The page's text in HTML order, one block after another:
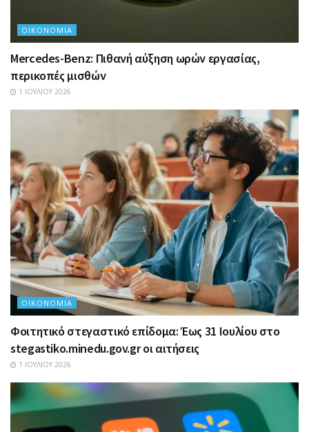
ΟΙΚΟΝΟΜΊΑ
Mercedes-Benz: Πιθανή αύξηση ωρών εργασίας,
περικοπές μισθών
1 ΙΟΥΛΊΟΥ 2026
ΟΙΚΟΝΟΜΊΑ
Φοιτητικό στεγαστικό επίδομα: Έως 31 Ιουλίου στο
stegastiko.minedu.gov.gr οι αιτήσεις
1 ΙΟΥΛΊΟΥ 2026